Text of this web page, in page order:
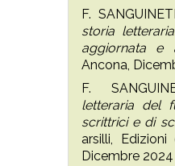
F.
storia
aggiornata e
Ancona,
F.
letteraria del
scrittrici e di
arsilli, Edizioni
Dicembre 2024